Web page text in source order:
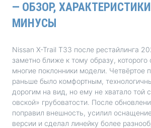
— ОБЗОР,
МИНУСЫ
Nissan X-Trail T33 после рестайлинга
заметно ближе к тому образу, которого
многие поклонники модели. Четвёртое
раньше было комфортным,
дорогим на вид, но ему не хватало той
овской» грубоватости. После
поправил внешность, усилил
версии и сделал линейку более